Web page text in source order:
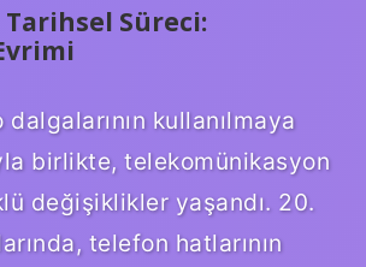
Tarihsel Süreci:
kullanılmaya
birlikte, telekomünikasyon
değişiklikler yaşandı. 20.
telefon hatlarının